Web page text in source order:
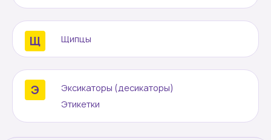
Щипцы
Эксикаторы (десикаторы)
Этикетки